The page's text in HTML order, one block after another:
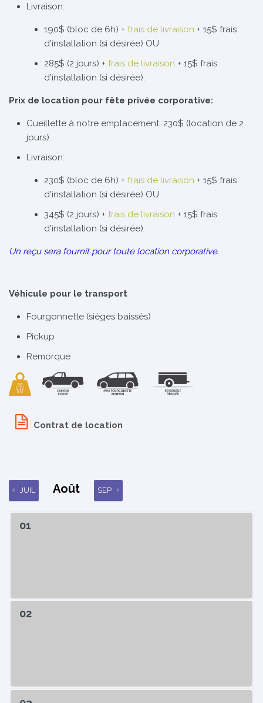
Livraison:
190$ (bloc de 6h) + frais de livraison + 15$ frais
d'installation (si désirée) OU
285$ (2 jours) + frais de livraison + 15$ frais
d'installation (si désirée).
Prix de location pour fête privée corporative:
Cueillette à notre emplacement: 230$ (location de 2
jours)
Livraison:
230$ (bloc de 6h) + frais de livraison + 15$ frais
d'installation (si désirée) OU
345$ (2 jours) + frais de livraison + 15$ frais
d'installation (si désirée).
Un reçu sera fournit pour toute location corporative.
Véhicule pour le transport
Fourgonnette (sièges baissés)
Pickup
Remorque
Contrat de location
JUIL Août SEP
01
02